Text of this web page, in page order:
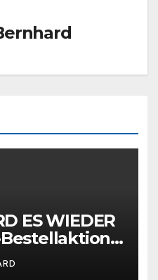
ES WIEDER
Bestellaktion